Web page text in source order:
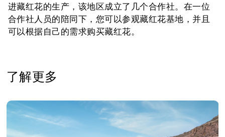
进藏红花的生产，该地区成立了几个合作社。在一位
合作社人员的陪同下，您可以参观藏红花基地，并且
可以根据自己的需求购买藏红花。
了解更多